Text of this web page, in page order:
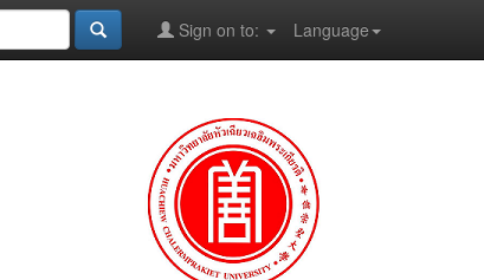
Language
Sign on to: